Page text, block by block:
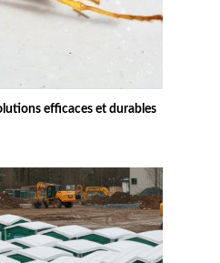
efficaces et durables